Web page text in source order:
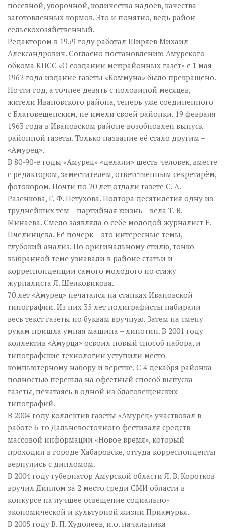
посевной, уборочной, количества надоев, качества
заготовленных кормов. Это и понятно, ведь район
сельскохозяйственный.
Редактором в 1959 году работал Ширяев Михаил
Александрович. Согласно постановлению Амурского
обкома КПСС «О создании межрайонных газет» с 1 мая
1962 года издание газеты «Коммуна» было прекращено.
Почти год, а точнее девять с половиной месяцев,
жители Ивановского района, теперь уже соединенного
с Благовещенским, не имели своей районки. 19 февраля
1963 года в Ивановском районе возобновлен выпуск
районной газеты. Только название её стало другим –
«Амурец».
В 80-90-е годы «Амурец» «делали» шесть человек, вместе
с редактором, заместителем, ответственным секретарём,
фотокором. Почти по 20 лет отдали газете С. А.
Разенкова, Г. Ф. Петухова. Полтора десятилетия одну из
труднейших тем – партийная жизнь – вела Т. В.
Минаева. Смело заявляла о себе молодой журналист Е.
Пчелинцева. Её почерк – это интересные темы,
глубокий анализ. По оригинальному стилю, тонко
выбранной теме узнавали в районе статьи и
корреспонденции самого молодого по стажу
журналиста Л. Шелковикова.
70 лет «Амурец» печатался на станках Ивановской
типографии. Из них 35 лет полиграфисты набирали
весь текст газеты по буквам вручную. Затем на смену
рукам пришла умная машина – линотип. В 2001 году
коллектив «Амурца» освоил новый способ набора, и
типографские технологии уступили место
компьютерному набору и верстке. С 4 декабря районка
полностью перешла на офсетный способ выпуска
газеты, печатаясь в одной из благовещенских
типографий.
В 2004 году коллектив газеты «Амурец» участвовал в
работе 6-го Дальневосточного фестиваля средств
массовой информации «Новое время», который
проходил в городе Хабаровске, оттуда корреспонденты
вернулись с дипломом.
В 2004 году губернатор Амурской области Л. В. Коротков
вручил Диплом за 2 место среди СМИ области в
конкурсе на лучшее освещение социально-
экономической и культурной жизни Приамурья.
В 2005 году В. П. Худолеев, и.о. начальника